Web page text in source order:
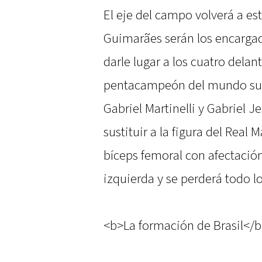
El eje del campo volverá a
Guimarães serán los
darle lugar a los cuatro
pentacampeón del mundo
Gabriel Martinelli y Gabriel
sustituir a la figura del Real
bíceps femoral con
izquierda y se perderá todo
<b>La formación de Brasil</